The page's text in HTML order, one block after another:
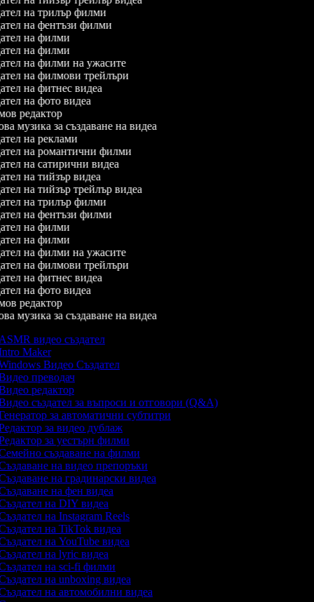
на трилър филми
на фентъзи филми
на филми
на филми
на филми на ужасите
на филмови трейлъри
на фитнес видеа
на фото видеа
редактор
музика за създаване на видеа
на реклами
на романтични филми
на сатирични видеа
на тийзър видеа
на тийзър трейлър видеа
на трилър филми
на фентъзи филми
на филми
на филми
на филми на ужасите
на филмови трейлъри
на фитнес видеа
на фото видеа
редактор
музика за създаване на видеа
видео създател
Maker
Видео Създател
преводач
редактор
създател за въпроси и отговори (Q&A)
за автоматични субтитри
за видео дублаж
за уестърн филми
създаване на филми
на видео препоръки
на градинарски видеа
на фен видеа
на DIY видеа
на Instagram Reels
на TikTok видеа
на YouTube видеа
на lyric видеа
на sci-fi филми
на unboxing видеа
на автомобилни видеа